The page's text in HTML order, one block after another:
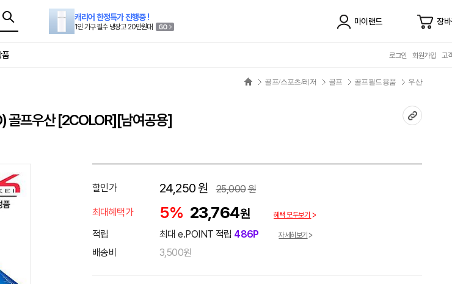
캐리어 한정특가 진행중 !
1인 가구 필수 냉장고 20만원대
마이랜드 장
품 로그인 회원가입 고
골프/스포츠/레저 골프 골프필드용품 우산
골프우산 [2COLOR][남여공용]
할인가 24,250원 25,000원
최대혜택가
5% 23,764원 혜택 모두보기
적립 최대 e.POINT 적립 486P 자세히보기
배송비 3,500원